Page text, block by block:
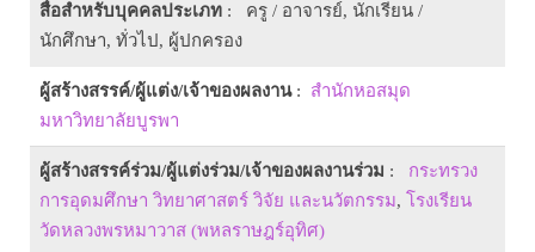
สื่อสำหรับบุคคลประเภท : ครู / อาจารย์, นักเรียน /
นักศึกษา, ทั่วไป, ผู้ปกครอง
ผู้สร้างสรรค์/ผู้แต่ง/เจ้าของผลงาน: สำนักหอสมุด
มหาวิทยาลัยบูรพา
ผู้สร้างสรรค์ร่วม/ผู้แต่งร่วม/เจ้าของผลงานร่วม : กระทรวง
การอุดมศึกษา วิทยาศาสตร์ วิจัย และนวัตกรรม, โรงเรียน
วัดหลวงพรหมาวาส (พหลราษฎร์อุทิศ)